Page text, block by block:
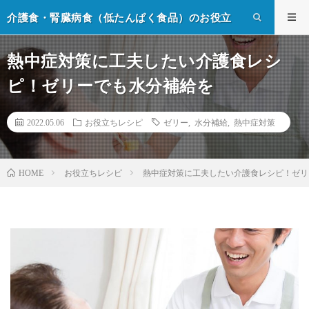
介護食・腎臓病食（低たんぱく食品）のお役立
熱中症対策に工夫したい介護食レシ
ピ！ゼリーでも水分補給を
2022.05.06 お役立ちレシピ ゼリー 水分補給 熱中症対策
HOME お役立ちレシピ 熱中症対策に工夫したい介護食レシピ！ゼ